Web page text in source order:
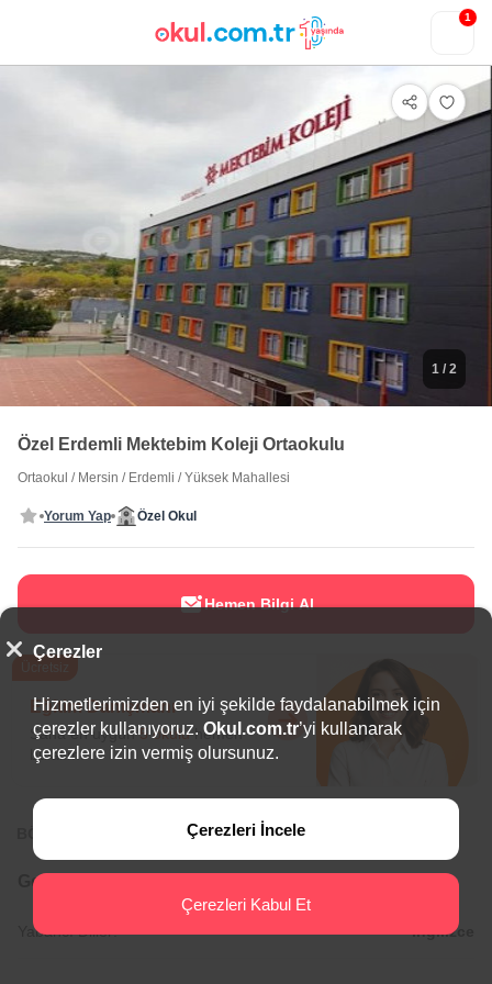
1
1 / 2
Özel Erdemli Mektebim Koleji Ortaokulu
Ortaokul / Mersin / Erdemli /Yüksek Mahallesi
Yorum Yap Özel Okul
Hemen Bilgi Al
Eğitim Danışmanı
Sana en uygun5 okuluhemen
bulalım.
BÖLGEDE ÖNE ÇIKAN OKULLAR
Genel Bilgiler
Yabancı Diller: İngilizce
Çerezler
Hizmetlerimizden en iyi şekilde faydalanabilmek için
çerezler kullanıyoruz. Okul.com.tr’yi kullanarak
çerezlere izin vermiş olursunuz.
Çerezleri İncele
Çerezleri Kabul Et